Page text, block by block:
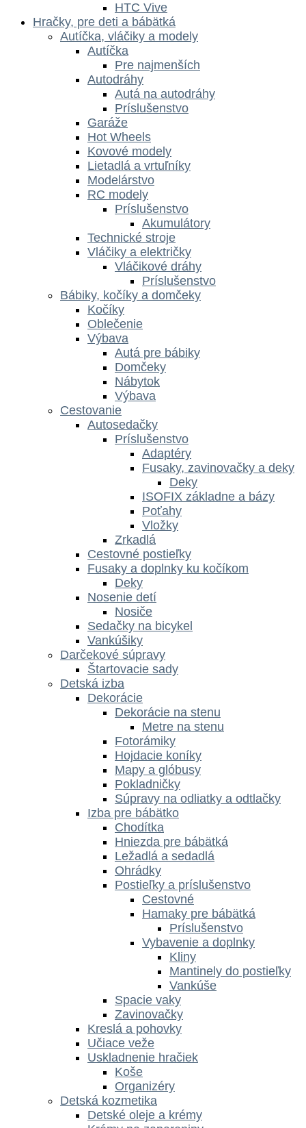
HTC Vive
Hračky, pre deti a bábätká
Autíčka, vláčiky a modely
Autíčka
Pre najmenších
Autodráhy
Autá na autodráhy
Príslušenstvo
Garáže
Hot Wheels
Kovové modely
Lietadlá a vrtuľníky
Modelárstvo
RC modely
Príslušenstvo
Akumulátory
Technické stroje
Vláčiky a električky
Vláčikové dráhy
Príslušenstvo
Bábiky, kočíky a domčeky
Kočíky
Oblečenie
Výbava
Autá pre bábiky
Domčeky
Nábytok
Výbava
Cestovanie
Autosedačky
Príslušenstvo
Adaptéry
Fusaky, zavinovačky a deky
Deky
ISOFIX základne a bázy
Poťahy
Vložky
Zrkadlá
Cestovné postieľky
Fusaky a doplnky ku kočíkom
Deky
Nosenie detí
Nosiče
Sedačky na bicykel
Vankúšiky
Darčekové súpravy
Štartovacie sady
Detská izba
Dekorácie
Dekorácie na stenu
Metre na stenu
Fotorámiky
Hojdacie koníky
Mapy a glóbusy
Pokladničky
Súpravy na odliatky a odtlačky
Izba pre bábätko
Chodítka
Hniezda pre bábätká
Ležadlá a sedadlá
Ohrádky
Postieľky a príslušenstvo
Cestovné
Hamaky pre bábätká
Príslušenstvo
Vybavenie a doplnky
Kliny
Mantinely do postieľky
Vankúše
Spacie vaky
Zavinovačky
Kreslá a pohovky
Učiace veže
Uskladnenie hračiek
Koše
Organizéry
Detská kozmetika
Detské oleje a krémy